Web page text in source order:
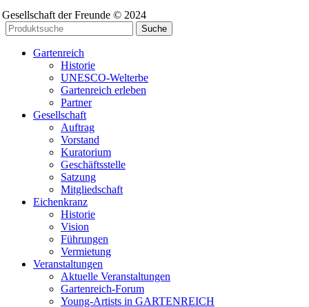
Gesellschaft der Freunde © 2024
Suche
Gartenreich
Historie
UNESCO-Welterbe
Gartenreich erleben
Partner
Gesellschaft
Auftrag
Vorstand
Kuratorium
Geschäftsstelle
Satzung
Mitgliedschaft
Eichenkranz
Historie
Vision
Führungen
Vermietung
Veranstaltungen
Aktuelle Veranstaltungen
Gartenreich-Forum
Young-Artists in GARTENREICH